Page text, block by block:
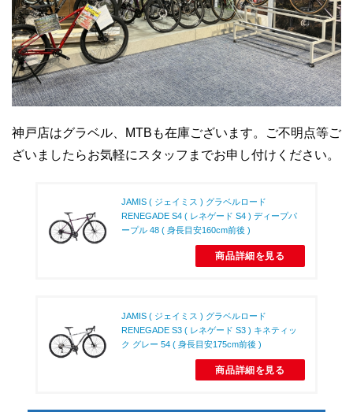
神戸店はグラベル、MTBも在庫ございます。ご不明点等ご
ざいましたらお気軽にスタッフまでお申し付けください。
JAMIS ( ジェイミス ) グラベルロード
RENEGADE S4 ( レネゲード S4 ) ディープパ
ープル 48 ( 身長目安160cm前後 )
商品詳細を見る
JAMIS ( ジェイミス ) グラベルロード
RENEGADE S3 ( レネゲード S3 ) キネティッ
ク グレー 54 ( 身長目安175cm前後 )
商品詳細を見る